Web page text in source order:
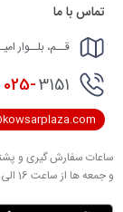
تماس با ما
قــم، بلــوار
025-3151
ساعات سفارش گیری و
و جمعه ها از ساعت 16 الی 20 می باشد .